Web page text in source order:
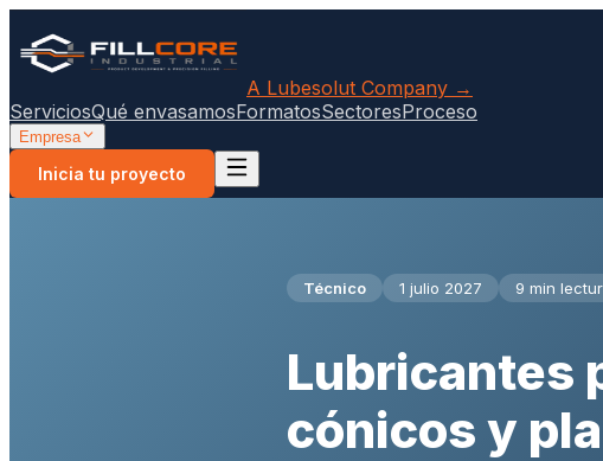
A Lubesolut Company →
ServiciosQué envasamosFormatosSectoresProceso
Empresa
Inicia tu proyecto
Técnico 1 julio 2027 9 min
Lubricantes
cónicos y